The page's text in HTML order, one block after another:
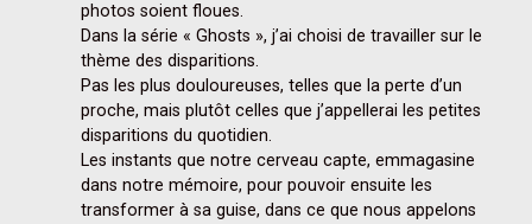
photos soient floues.
Dans la série « Ghosts », j’ai choisi de travailler sur le
thème des disparitions.
Pas les plus douloureuses, telles que la perte d’un
proche, mais plutôt celles que j’appellerai les petites
disparitions du quotidien.
Les instants que notre cerveau capte, emmagasine
dans notre mémoire, pour pouvoir ensuite les
transformer à sa guise, dans ce que nous appelons